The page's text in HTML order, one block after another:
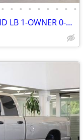
• • • • • • • • •
2003 CHEVROLET SILVERADO 2500HD LB 1-OWNER 0-RUST 8.1L 2004 2005 2006